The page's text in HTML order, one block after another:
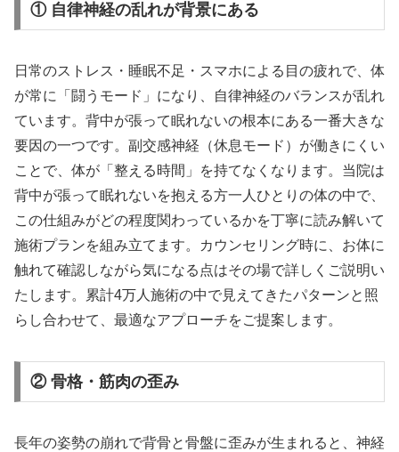
① 自律神経の乱れが背景にある
日常のストレス・睡眠不足・スマホによる目の疲れで、体
が常に「闘うモード」になり、自律神経のバランスが乱れ
ています。背中が張って眠れないの根本にある一番大きな
要因の一つです。副交感神経（休息モード）が働きにくい
ことで、体が「整える時間」を持てなくなります。当院は
背中が張って眠れないを抱える方一人ひとりの体の中で、
この仕組みがどの程度関わっているかを丁寧に読み解いて
施術プランを組み立てます。カウンセリング時に、お体に
触れて確認しながら気になる点はその場で詳しくご説明い
たします。累計4万人施術の中で見えてきたパターンと照
らし合わせて、最適なアプローチをご提案します。
② 骨格・筋肉の歪み
長年の姿勢の崩れで背骨と骨盤に歪みが生まれると、神経